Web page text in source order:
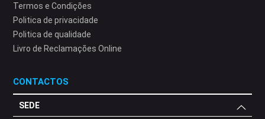
Termos e Condições
Politica de privacidade
Politica de qualidade
Livro de Reclamações Online
CONTACTOS
SEDE